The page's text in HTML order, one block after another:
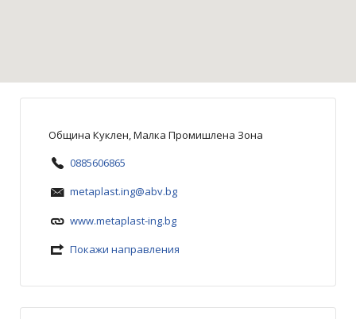
Община Куклен, Малка Промишлена Зона
0885606865
metaplast.ing@abv.bg
www.metaplast-ing.bg
Покажи направления